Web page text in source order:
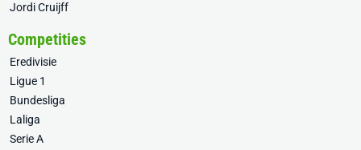
Jordi Cruijff
Competities
Eredivisie
Ligue 1
Bundesliga
Laliga
Serie A